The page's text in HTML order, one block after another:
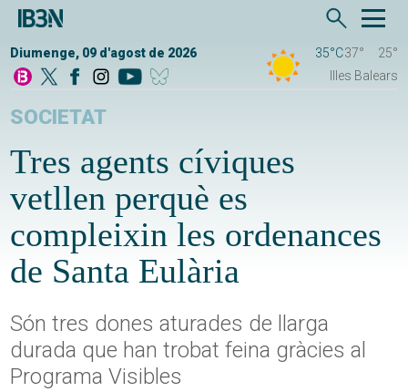
Diumenge, 09 d'agost de 2026 35°C37°
25°
Illes Balears
SOCIETAT
Tres agents cíviques
vetllen perquè es
compleixin les ordenances
de Santa Eulària
Són tres dones aturades de llarga
durada que han trobat feina gràcies al
Programa Visibles